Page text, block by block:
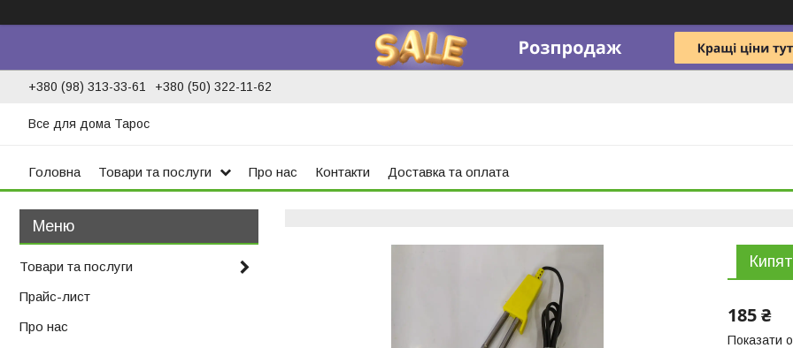
+380 (98) 313-33-61 +380 (50) 322-11-62
Все для дома Тарос
Головна Товари та послуги Про нас Контакти Доставка та оплата
185 ₴
Показати
Товари та послуги
Прайс-лист
Про нас